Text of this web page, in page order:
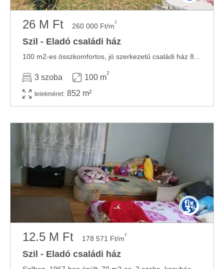
26 M Ft 260 000 Ft/m2
Szil - Eladó családi ház
3 szoba 100 m
2
telekméret: 852 m²
12.5 M Ft 178 571 Ft/m2
Szil - Eladó családi ház